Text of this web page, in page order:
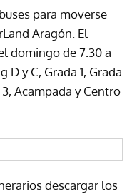
para moverse
Aragón. El
domingo de 7:30 a
D y C, Grada 1, Grada
Acampada y Centro
descargar los